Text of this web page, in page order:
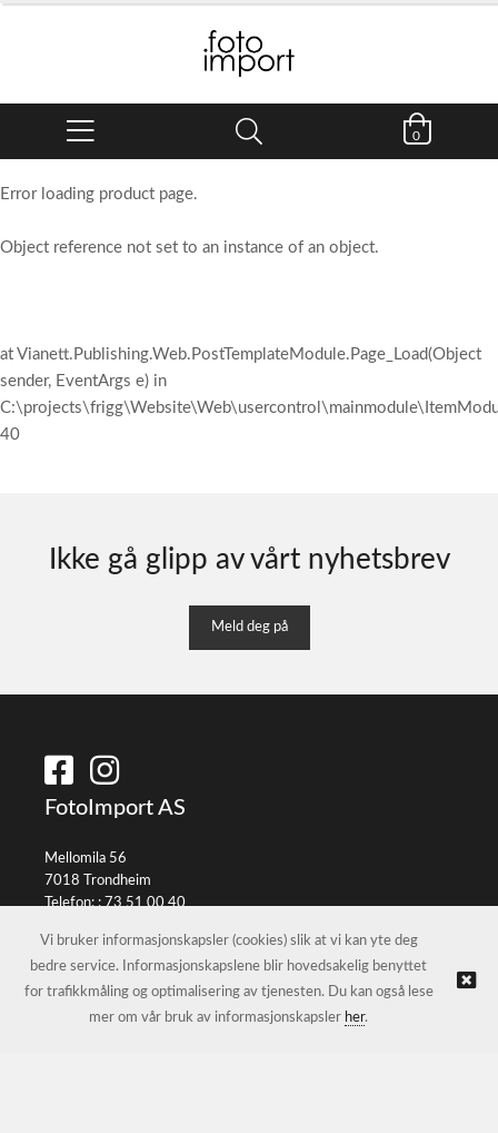
0
Error loading product page.
Object reference not set to an instance of an object.
at Vianett.Publishing.Web.PostTemplateModule.Page_Load(Object
sender, EventArgs e) in
40
Ikke gå glipp av vårt nyhetsbrev
Meld deg på
FotoImport AS
Mellomila 56
7018 Trondheim
Telefon: :73 51 00 40
© FotoImport AS | Nettbutikk levert av Kréatif
Vi bruker informasjonskapsler (cookies) slik at vi kan yte deg
bedre service. Informasjonskapslene blir hovedsakelig benyttet
for trafikkmåling og optimalisering av tjenesten. Du kan også lese
mer om vår bruk av informasjonskapsler her.